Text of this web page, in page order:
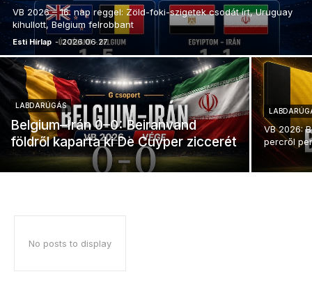
VB 2026 – 16. nap reggel: Zöld-foki-szigetek csodát írt, Uruguay
kihullott, Belgium felrobbant
Esti Hírlap - 2026.06.27.
LABDARÚGÁS
Belgium–Irán 0–0: Beiranvand
földről kaparta ki De Cuyper ziccerét
VB 2026:
percről
No posts to display